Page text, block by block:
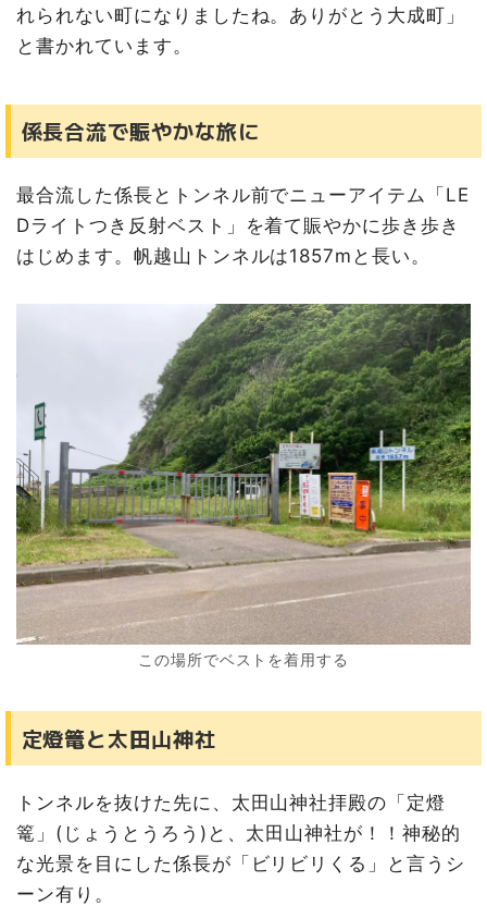
れられない町になりましたね。ありがとう大成町」
と書かれています。
係長合流で賑やかな旅に
最合流した係長とトンネル前でニューアイテム「LE
Dライトつき反射ベスト」を着て賑やかに歩き歩き
はじめます。帆越山トンネルは1857mと長い。
この場所でベストを着用する
定燈篭と太田山神社
トンネルを抜けた先に、太田山神社拝殿の「定燈
篭」(じょうとうろう)と、太田山神社が！！神秘的
な光景を目にした係長が「ビリビリくる」と言うシ
ーン有り。